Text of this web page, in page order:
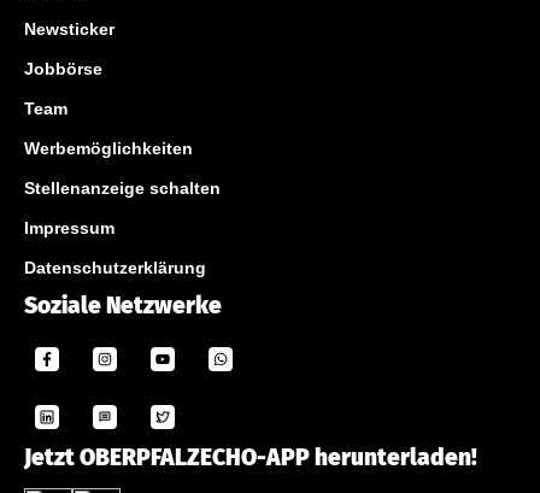
Newsticker
Jobbörse
Team
Werbemöglichkeiten
Stellenanzeige schalten
Impressum
Datenschutzerklärung
Soziale Netzwerke
Jetzt OBERPFALZECHO-APP herunterladen!